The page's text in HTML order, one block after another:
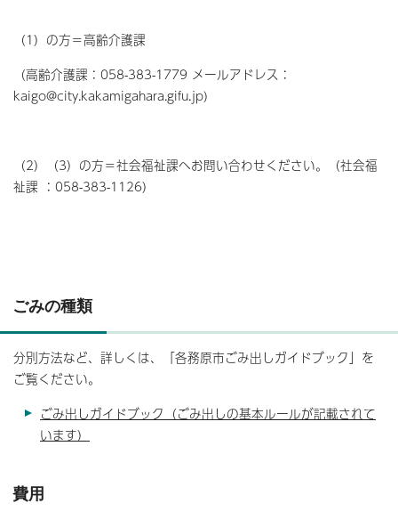
（1）の方＝高齢介護課
（高齢介護課：058-383-1779 メールアドレス：
kaigo@city.kakamigahara.gifu.jp)
（2）（3）の方＝社会福祉課へお問い合わせください。（社会福
祉課 ：058-383-1126）
ごみの種類
分別方法など、詳しくは、「各務原市ごみ出しガイドブック」を
ご覧ください。
ごみ出しガイドブック（ごみ出しの基本ルールが記載されて
います）
費用